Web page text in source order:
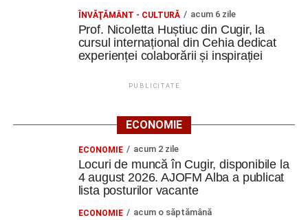
ÎNVĂŢĂMÂNT - CULTURĂ acum 6 zile
Prof. Nicoletta Huștiuc din Cugir, la
cursul internațional din Cehia dedicat
experienței colaborării și inspirației
PUBLICITATE
ECONOMIE
ECONOMIE acum 2 zile
Locuri de muncă în Cugir, disponibile la
4 august 2026. AJOFM Alba a publicat
lista posturilor vacante
ECONOMIE acum o săptămână